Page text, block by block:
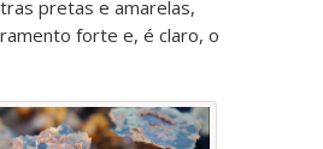
pretas e amarelas,
forte e, é claro, o